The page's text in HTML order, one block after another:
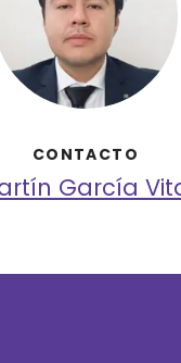
CONTACTO
García